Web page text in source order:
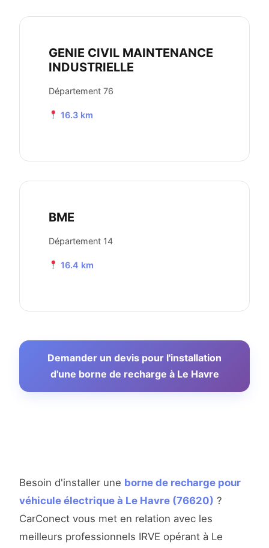
GENIE CIVIL MAINTENANCE
INDUSTRIELLE
Département 76
16.3 km
BME
Département 14
16.4 km
Demander un devis pour l'installation
d'une borne de recharge à Le Havre
Besoin d'installer une borne de recharge pour
véhicule électrique à Le Havre (76620) ?
CarConect vous met en relation avec les
meilleurs professionnels IRVE opérant à Le